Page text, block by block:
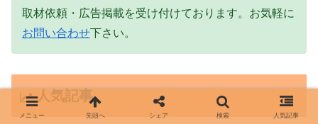
取材依頼・広告掲載を受け付けております。お気軽に
お問い合わせ下さい。
人気記事
メニュー 先頭へ シェア 検索 人気記事